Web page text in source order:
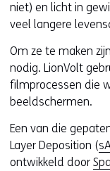
niet) en licht in
veel langere
Om ze te maken
nodig. LionVolt
filmprocessen die
beeldschermen.
Een van die
Layer Deposition (
ontwikkeld door